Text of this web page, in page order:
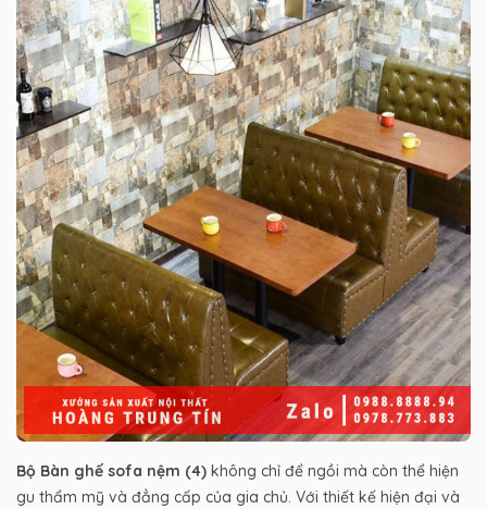
Bộ Bàn ghế sofa nệm (4) không chỉ để ngồi mà còn thể hiện
gu thẩm mỹ và đẳng cấp của gia chủ. Với thiết kế hiện đại và